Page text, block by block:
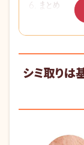
まとめ
このページ
シミ取りは